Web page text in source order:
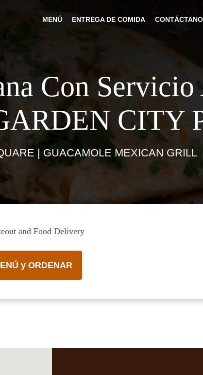
MENÚ ENTREGA DE COMIDA
Con Servicio
CITY
| GUACAMOLE MEXICAN GRILL
and Food Delivery
y ORDENAR